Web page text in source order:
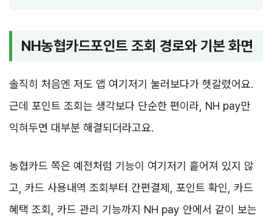
NH농협카드포인트 조회 경로와 기본 화면
솔직히 처음엔 저도 앱 여기저기 눌러보다가 헷갈렸어요.
근데 포인트 조회는 생각보다 단순한 편이라, NH pay만
익혀두면 대부분 해결되더라고요.
농협카드 쪽은 예전처럼 기능이 여기저기 흩어져 있지 않
고, 카드 사용내역 조회부터 간편결제, 포인트 확인, 카드
혜택 조회, 카드 관리 기능까지 NH pay 안에서 같이 보는